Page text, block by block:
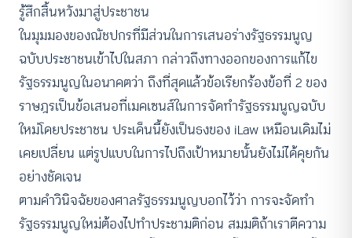
รู้สึกสิ้นหวังมาสู่ประชาชน
ในมุมมองของณัชปกรที่มีส่วนในการเสนอร่างรัฐธรรมนูญ
ฉบับประชาชนเข้าไปในสภา กล่าวถึงทางออกของการแก้ไข
รัฐธรรมนูญในอนาคตว่า ถึงที่สุดแล้วข้อเรียกร้องข้อที่ 2 ของ
ราษฎรเป็นข้อเสนอที่เมคเซนส์ในการจัดทำรัฐธรรมนูญฉบับ
ใหม่โดยประชาชน ประเด็นนี้ยังเป็นธงของ iLaw เหมือนเดิมไม่
เคยเปลี่ยน แต่รูปแบบในการไปถึงเป้าหมายนั้นยังไม่ได้คุยกัน
อย่างชัดเจน
ตามคำวินิจฉัยของศาลรัฐธรรมนูญบอกไว้ว่า การจะจัดทำ
รัฐธรรมนูญใหม่ต้องไปทำประชามติก่อน สมมติถ้าเราตีความ